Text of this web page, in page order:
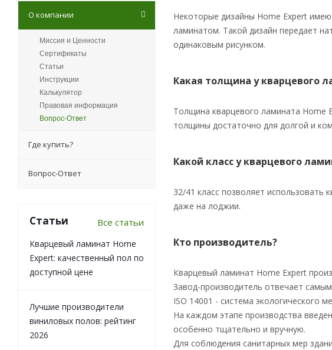
Некоторые дизайны Home Expert
ламинатом. Такой дизайн передает
одинаковым рисунком.
Какая толщина у кварцевого
Толщина кварцевого ламината Home
толщины достаточно для долгой и
Какой класс у кварцевого
32/41 класс позволяет использовать
даже на лоджии.
Кто производитель?
Кварцевый ламинат Home Expert
Завод-производитель отвечает
ISO 14001 - система экологического
На каждом этапе производства
особенно тщательно и вручную.
Для соблюдения санитарных мер
О компании
Миссия и Ценности
Сертификаты
Статьи
Инструкции
Калькулятор
Правовая информация
Вопрос-Ответ
Где купить?
Вопрос-Ответ
Статьи Все статьи
Кварцевый ламинат Home
Expert: качественный пол по
доступной цене
Лучшие производители
виниловых полов: рейтинг
2026